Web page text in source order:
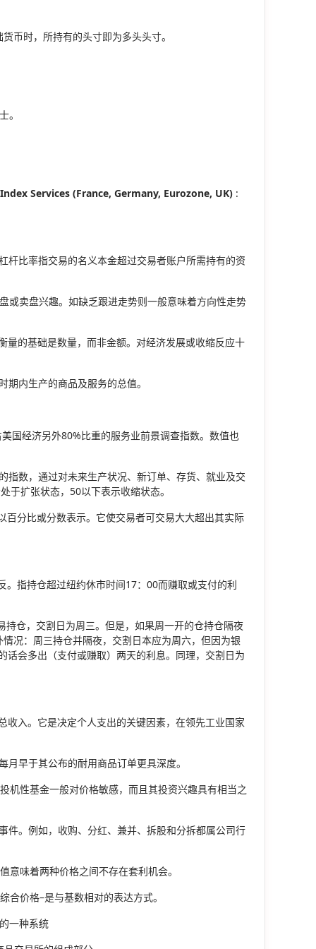
币时，所持有的头寸即为多头头寸。
。
Services (France, Germany, Eurozone, UK) :
杆比率指交易的名义本金超过交易者账户所需持有的资
卖盘兴趣。如缺乏跟进走势则一般意味着方向性走势
的基础是数量，而非金额。对经济发展或收缩反应十
内生产的商品及服务的总值。
国经济另外80%比重的服务业前景调查指数。数值也
指数，通过对未来生产状况、新订单、存货、就业及交
于扩张状态，50以下表示收缩状态。
分比或分数表示。它使交易者可交易大大超出其实际
指持仓超过纽约休市时间17：00而赚取或支付的利
仓，交割日为周三。但是，如果周一开的仓持仓隔夜
况：周三持仓并隔夜，交割日本应为周六，但因为银
会多出（支付或赚取）两天的利息。同理，交割日为
入。它是决定个人支出的关键因素，在领先工业国家
早于其公布的耐用商品订单更具深度。
性基金一般对价格敏感，而且其投资兴趣具有相当之
。例如，收购、分红、兼并、拆股和分拆都属公司行
味着两种价格之间不存在套利机会。
价格–是与基数相对的表达方式。
一种系统